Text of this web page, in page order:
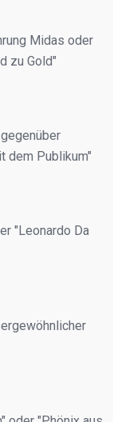
Midas oder
zu Gold"
dem Publikum"
"Leonardo Da